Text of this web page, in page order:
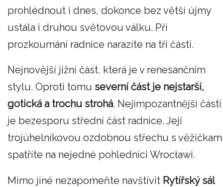
prohlédnout i dnes, dokonce bez větší újmy
ustála i druhou světovou válku. Při
prozkoumání radnice narazíte na tři části.
Nejnovější jižní část, která je v renesančním
stylu. Oproti tomu severní část je nejstarší,
gotická a trochu strohá. Nejimpozantnější částí
je bezesporu střední část radnice. Její
trojúhelníkovou ozdobnou střechu s
spatříte na nejedné pohlednici Wrocławi.
Mimo jiné nezapomeňte navštívit Rytířský sál